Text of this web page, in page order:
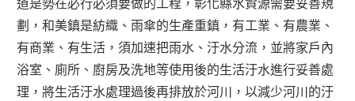
劃，和美鎮是紡織、雨傘的生產重鎮，有工業、有農業、
有商業、有生活，須加速把雨水、汙水分流，並將家戶內
浴室、廁所、廚房及洗地等使用後的生活汙水進行妥善處
理，將生活汙水處理過後再排放於河川，以減少河川的汙